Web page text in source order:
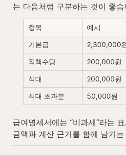
는 다음처럼 구분하는 것이 좋습
항목 예시
기본급 2,300,000
직책수당 200,000원
식대 200,000원
식대 초과분 50,000원
급여명세서에는 “비과세”라는
금액과 계산 근거를 함께 남기